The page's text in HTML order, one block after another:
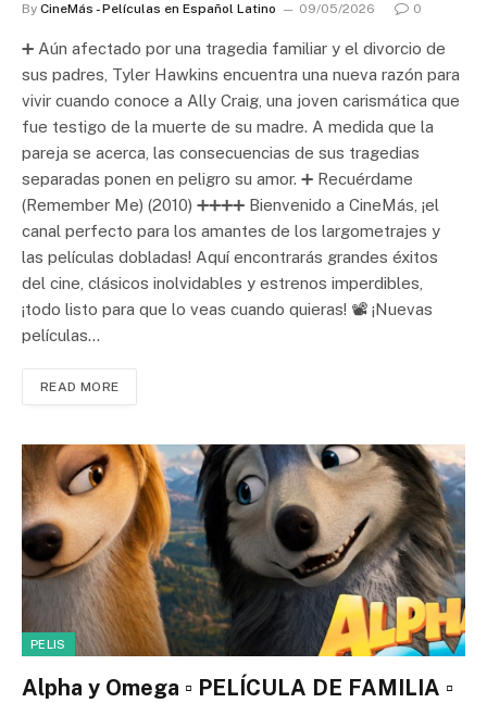
By CineMás - Películas en Español Latino 09/05/2026 0
➕ Aún afectado por una tragedia familiar y el divorcio de
sus padres, Tyler Hawkins encuentra una nueva razón para
vivir cuando conoce a Ally Craig, una joven carismática que
fue testigo de la muerte de su madre. A medida que la
pareja se acerca, las consecuencias de sus tragedias
separadas ponen en peligro su amor. ➕ Recuérdame
(Remember Me) (2010) ➕➕➕➕ Bienvenido a CineMás, ¡el
canal perfecto para los amantes de los largometrajes y
las películas dobladas! Aquí encontrarás grandes éxitos
del cine, clásicos inolvidables y estrenos imperdibles,
¡todo listo para que lo veas cuando quieras! 📽️ ¡Nuevas
películas…
READ MORE
PELIS
Alpha y Omega ▫️ PELÍCULA DE FAMILIA ▫️